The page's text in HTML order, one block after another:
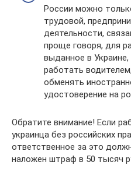
России можно
трудовой,
деятельности,
проще говоря, для
выданное в
работать
обменять
удостоверение на
Обратите внимание! Если
украинца без российских
ответственное за это
наложен штраф в 50 тысяч